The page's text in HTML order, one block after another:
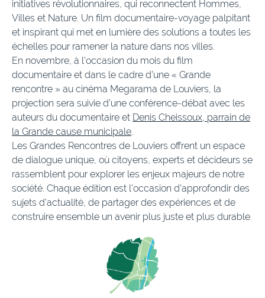
initiatives révolutionnaires, qui reconnectent Hommes,
Villes et Nature. Un film documentaire-voyage palpitant
et inspirant qui met en lumière des solutions a toutes les
échelles pour ramener la nature dans nos villes.
En novembre, à l’occasion du mois du film
documentaire et dans le cadre d’une « Grande
rencontre » au cinéma Megarama de Louviers, la
projection sera suivie d’une conférence-débat avec les
auteurs du documentaire et Denis Cheissoux, parrain de
la Grande cause municipale.
Les Grandes Rencontres de Louviers offrent un espace
de dialogue unique, où citoyens, experts et décideurs se
rassemblent pour explorer les enjeux majeurs de notre
société. Chaque édition est l’occasion d’approfondir des
sujets d’actualité, de partager des expériences et de
construire ensemble un avenir plus juste et plus durable.